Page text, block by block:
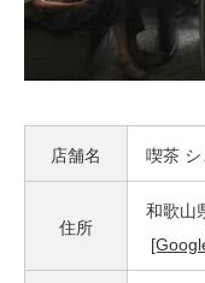
店舗名 喫茶
住所
和歌山